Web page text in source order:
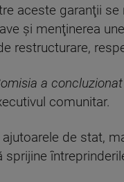
aceste garanţii
şi menţinerea
restructurare,
a
comunitar.
de stat,